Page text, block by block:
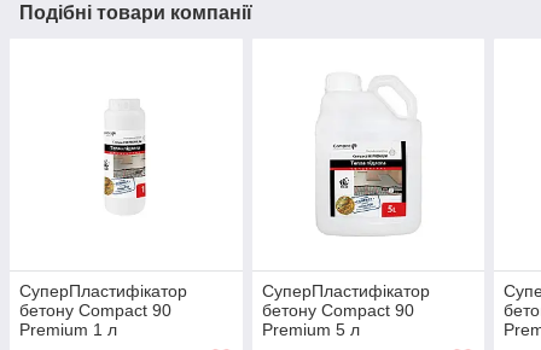
Подібні товари компанії
СуперПластифікатор
бетону Compact 90
Premium 1 л
СуперПластифікатор
бетону Compact 90
Premium 5 л